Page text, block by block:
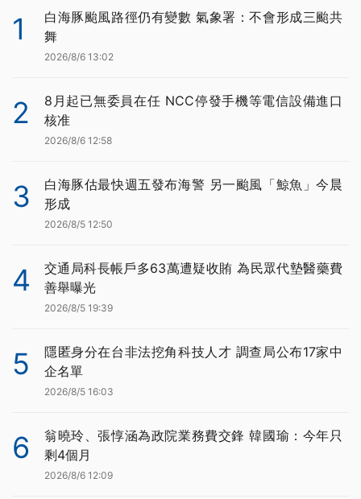
1
白海豚颱風路徑仍有變數 氣象署：不會形成三颱共
舞
2026/8/6 13:02
2
8月起已無委員在任 NCC停發手機等電信設備進口
核准
2026/8/6 12:58
3
白海豚估最快週五發布海警 另一颱風「鯨魚」今晨
形成
2026/8/5 12:50
4
交通局科長帳戶多63萬遭疑收賄 為民眾代墊醫藥費
善舉曝光
2026/8/5 19:39
5
隱匿身分在台非法挖角科技人才 調查局公布17家中
企名單
2026/8/5 16:03
6
翁曉玲、張惇涵為政院業務費交鋒 韓國瑜：今年只
剩4個月
2026/8/6 12:09